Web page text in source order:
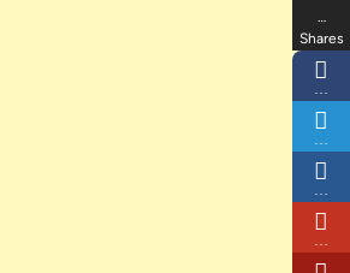
…
Shares
…
…
…
…